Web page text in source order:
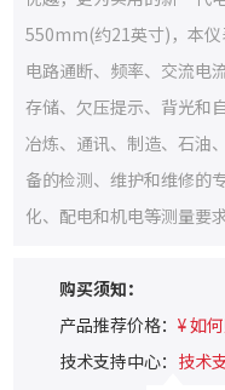
550mm(约21英寸)，本仪
电路通断、频率、交流电
存储、欠压提示、背光和
冶炼、通讯、制造、石油
备的检测、维护和维修的
化、配电和机电等测量要求
购买须知：
产品推荐价格：¥ 如
技术支持中心： 技术